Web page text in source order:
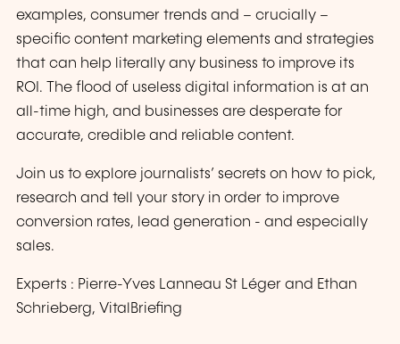
examples, consumer trends and – crucially –
specific content marketing elements and strategies
that can help literally any business to improve its
ROI. The flood of useless digital information is at an
all-time high, and businesses are desperate for
accurate, credible and reliable content.
Join us to explore journalists’ secrets on how to pick,
research and tell your story in order to improve
conversion rates, lead generation - and especially
sales.
Experts : Pierre-Yves Lanneau St Léger and Ethan
Schrieberg, VitalBriefing